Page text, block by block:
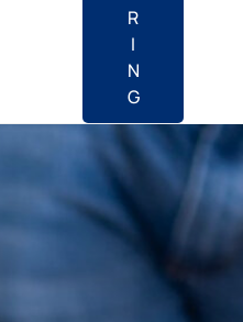
R
I
N
G